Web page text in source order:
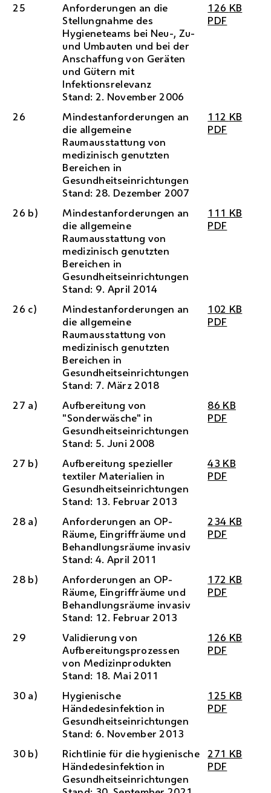
25
Anforderungen an die
Stellungnahme des
Hygieneteams bei Neu-, Zu-
und Umbauten und bei der
Anschaffung von Geräten
und Gütern mit
Infektionsrelevanz
Stand: 2. November 2006
126 KB
PDF
26
Mindestanforderungen an
die allgemeine
Raumausstattung von
medizinisch genutzten
Bereichen in
Gesundheitseinrichtungen
Stand: 28. Dezember 2007
112 KB
PDF
26 b)
Mindestanforderungen an
die allgemeine
Raumausstattung von
medizinisch genutzten
Bereichen in
Gesundheitseinrichtungen
Stand: 9. April 2014
111 KB
PDF
26 c)
Mindestanforderungen an
die allgemeine
Raumausstattung von
medizinisch genutzten
Bereichen in
Gesundheitseinrichtungen
Stand: 7. März 2018
102 KB
PDF
27 a)
Aufbereitung von
"Sonderwäsche" in
Gesundheitseinrichtungen
Stand: 5. Juni 2008
86 KB
PDF
27 b)
Aufbereitung spezieller
textiler Materialien in
Gesundheitseinrichtungen
Stand: 13. Februar 2013
43 KB
PDF
28 a) Anforderungen an OP-
Räume, Eingriffräume und
Behandlungsräume invasiv
Stand: 4. April 2011
234 KB
PDF
28 b) Anforderungen an OP-
Räume, Eingriffräume und
Behandlungsräume invasiv
Stand: 12. Februar 2013
172 KB
PDF
29
Validierung von
Aufbereitungsprozessen
von Medizinprodukten
Stand: 18. Mai 2011
126 KB
PDF
30 a)
Hygienische
Händedesinfektion in
Gesundheitseinrichtungen
Stand: 6. November 2013
125 KB
PDF
30 b)
Richtlinie für die hygienische
Händedesinfektion in
Gesundheitseinrichtungen
271 KB
PDF